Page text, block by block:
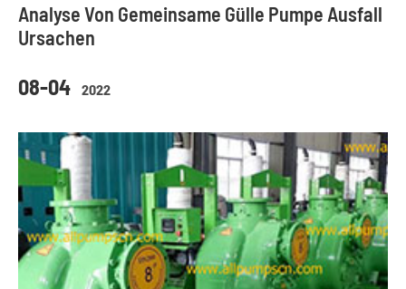
08-04 2022
Analyse Von Gemeinsame Gülle Pumpe Ausfall
Ursachen